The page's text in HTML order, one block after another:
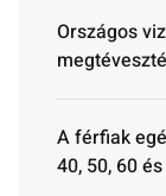
Országos
A férfiak
40, 50, 60